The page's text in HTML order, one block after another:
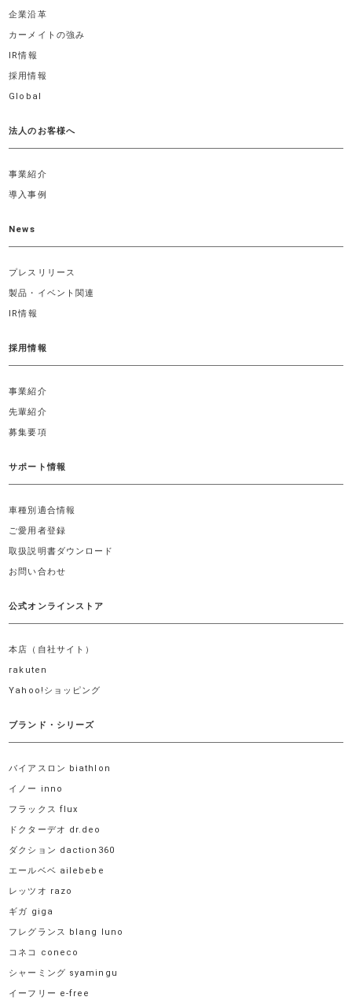
企業沿革
カーメイトの強み
IR情報
採用情報
Global
法人のお客様へ
事業紹介
導入事例
News
プレスリリース
製品・イベント関連
IR情報
採用情報
事業紹介
先輩紹介
募集要項
サポート情報
車種別適合情報
ご愛用者登録
取扱説明書ダウンロード
お問い合わせ
公式オンラインストア
本店（自社サイト）
rakuten
Yahoo!ショッピング
ブランド・シリーズ
バイアスロン biathlon
イノー inno
フラックス flux
ドクターデオ dr.deo
ダクション daction360
エールベベ ailebebe
レッツオ razo
ギガ giga
フレグランス blang luno
コネコ coneco
シャーミング syamingu
イーフリー e-free